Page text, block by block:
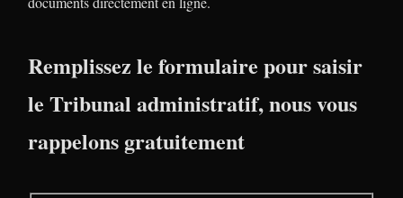
Remplissez le formulaire pour saisir
le Tribunal administratif, nous vous
rappelons gratuitement